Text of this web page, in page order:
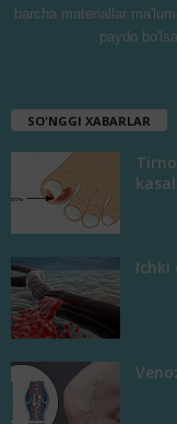
barcha materiallar
paydo
SO'NGGI XABARLAR
Ichki